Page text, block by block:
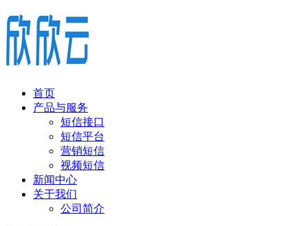
首页
产品与服务
短信接口
短信平台
营销短信
视频短信
新闻中心
关于我们
公司简介